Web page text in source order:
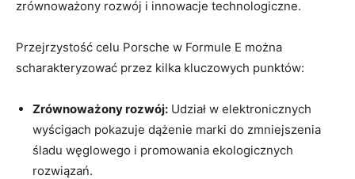
zrównoważony rozwój i innowacje technologiczne.
Przejrzystość celu Porsche w Formule E można
scharakteryzować przez kilka kluczowych punktów:
Zrównoważony rozwój: Udział w elektronicznych
wyścigach pokazuje dążenie marki do zmniejszenia
śladu węglowego i promowania ekologicznych
rozwiązań.